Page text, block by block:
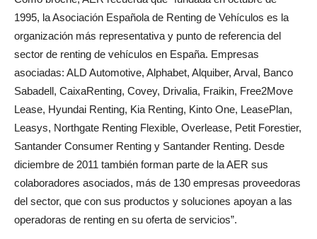
1995, la Asociación Española de Renting de Vehículos es la
organización más representativa y punto de referencia del
sector de renting de vehículos en España. Empresas
asociadas: ALD Automotive, Alphabet, Alquiber, Arval, Banco
Sabadell, CaixaRenting, Covey, Drivalia, Fraikin, Free2Move
Lease, Hyundai Renting, Kia Renting, Kinto One, LeasePlan,
Leasys, Northgate Renting Flexible, Overlease, Petit Forestier,
Santander Consumer Renting y Santander Renting. Desde
diciembre de 2011 también forman parte de la AER sus
colaboradores asociados, más de 130 empresas proveedoras
del sector, que con sus productos y soluciones apoyan a las
operadoras de renting en su oferta de servicios”.